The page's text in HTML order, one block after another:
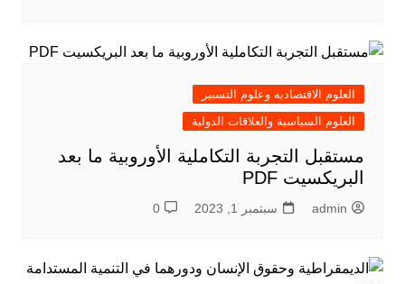
العلوم الاقتصادية وعلوم التسيير
العلوم السياسية والعلاقات الدولية
مستقبل التجربة التكاملية الأوروبية ما بعد
البريكسيت PDF
admin سبتمبر 1, 2023 0